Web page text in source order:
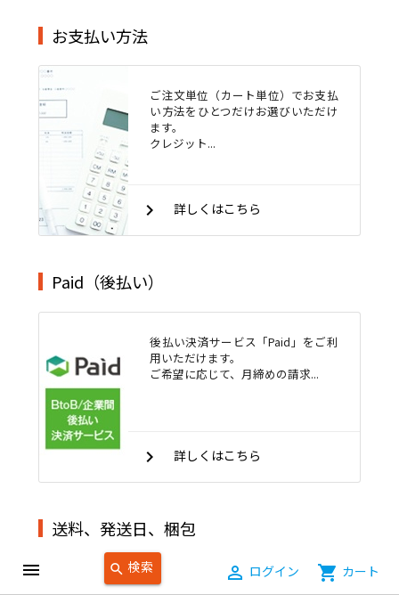
menu search 検索 person_outline ログイン shopping_cart カート
お支払い方法
ご注文単位（カート単位）でお支払
い方法をひとつだけお選びいただけ
ます。
クレジット...
keyboard_arrow_right 詳しくはこちら
Paid（後払い）
後払い決済サービス「Paid」をご利
用いただけます。
ご希望に応じて、月締めの請求...
keyboard_arrow_right 詳しくはこちら
送料、発送日、梱包
規格サイズ（A4・B5サイズなど）